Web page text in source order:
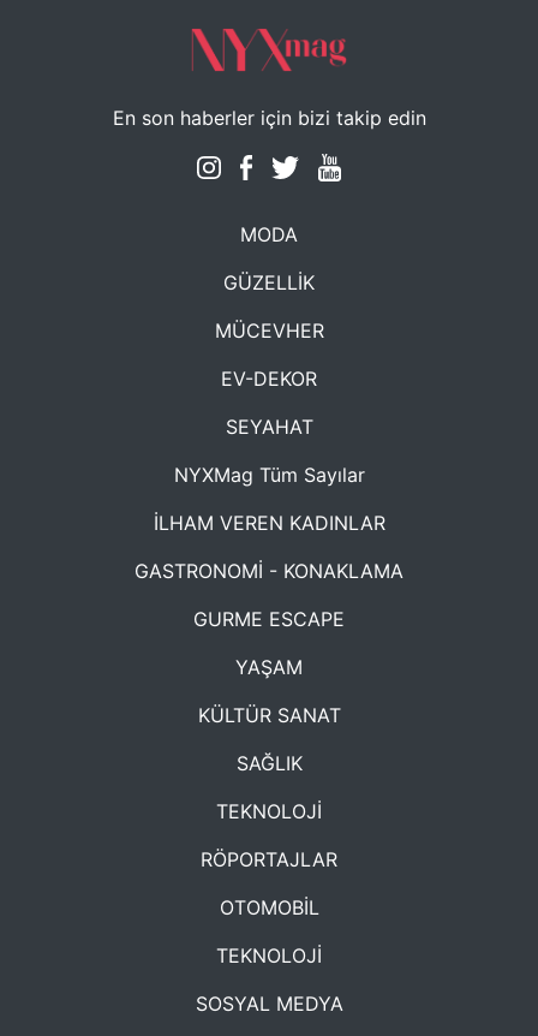
En son haberler için bizi takip edin
MODA
GÜZELLİK
MÜCEVHER
EV-DEKOR
SEYAHAT
NYXMag Tüm Sayılar
İLHAM VEREN KADINLAR
GASTRONOMİ - KONAKLAMA
GURME ESCAPE
YAŞAM
KÜLTÜR SANAT
SAĞLIK
TEKNOLOJİ
RÖPORTAJLAR
OTOMOBİL
TEKNOLOJİ
SOSYAL MEDYA